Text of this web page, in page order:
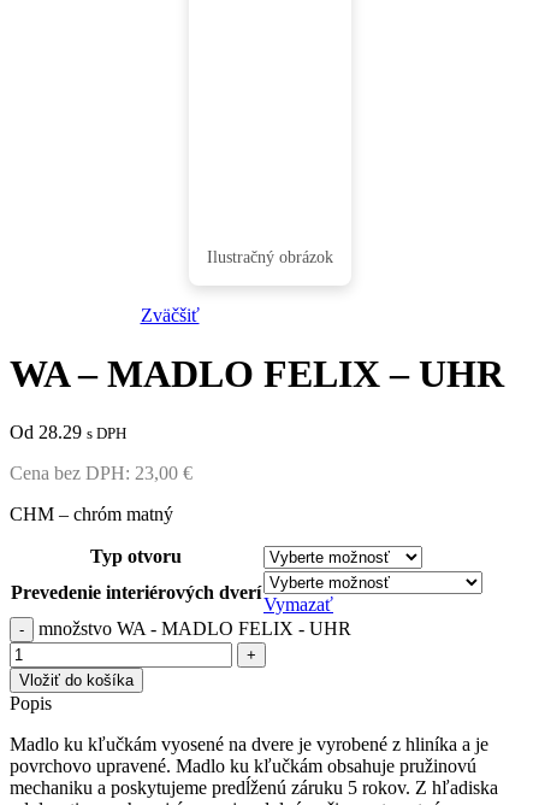
Zväčšiť
WA – MADLO FELIX – UHR
Od 28.29 s DPH
Cena bez DPH: 23,00 €
CHM – chróm matný
Typ otvoru
Prevedenie interiérových dverí
Vymazať
množstvo WA - MADLO FELIX - UHR
Vložiť do košíka
Popis
Madlo ku kľučkám vyosené na dvere je vyrobené z hliníka a je
povrchovo upravené. Madlo ku kľučkám obsahuje pružinovú
mechaniku a poskytujeme predĺženú záruku 5 rokov. Z hľadiska